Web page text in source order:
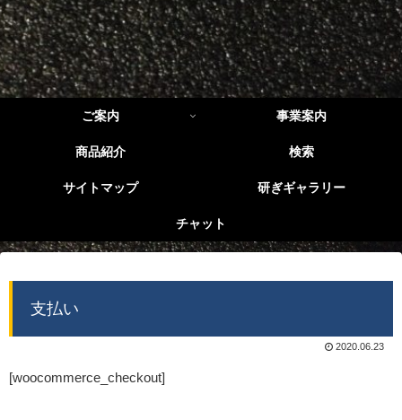
ご案内 事業案内
商品紹介 検索
サイトマップ 研ぎギャラリー
チャット
支払い
2020.06.23
[woocommerce_checkout]